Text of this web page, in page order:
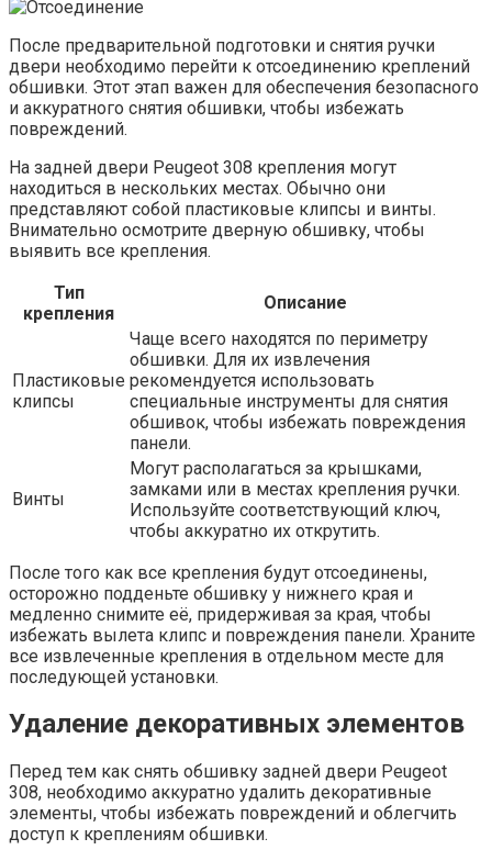
После предварительной подготовки и снятия ручки
двери необходимо перейти к отсоединению креплений
обшивки. Этот этап важен для обеспечения безопасного
и аккуратного снятия обшивки, чтобы избежать
повреждений.
На задней двери Peugeot 308 крепления могут
находиться в нескольких местах. Обычно они
представляют собой пластиковые клипсы и винты.
Внимательно осмотрите дверную обшивку, чтобы
выявить все крепления.
Тип
крепления
Описание
Пластиковые
клипсы
Чаще всего находятся по периметру
обшивки. Для их извлечения
рекомендуется использовать
специальные инструменты для снятия
обшивок, чтобы избежать повреждения
панели.
Винты
Могут располагаться за крышками,
замками или в местах крепления ручки.
Используйте соответствующий ключ,
чтобы аккуратно их открутить.
После того как все крепления будут отсоединены,
осторожно подденьте обшивку у нижнего края и
медленно снимите её, придерживая за края, чтобы
избежать вылета клипс и повреждения панели. Храните
все извлеченные крепления в отдельном месте для
последующей установки.
Удаление декоративных элементов
Перед тем как снять обшивку задней двери Peugeot
308, необходимо аккуратно удалить декоративные
элементы, чтобы избежать повреждений и облегчить
доступ к креплениям обшивки.